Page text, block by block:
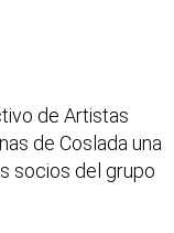
de Artistas
de Coslada una
socios del grupo